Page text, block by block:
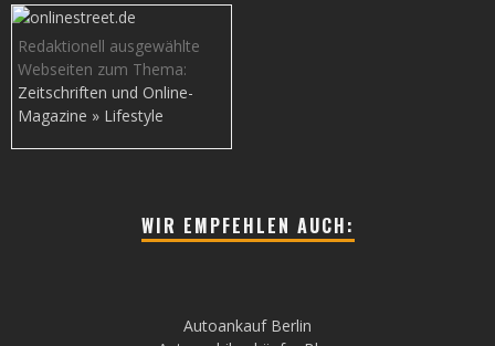
Redaktionell ausgewählte
Webseiten zum Thema:
Zeitschriften und Online-
Magazine » Lifestyle
WIR EMPFEHLEN AUCH:
Autoankauf Berlin